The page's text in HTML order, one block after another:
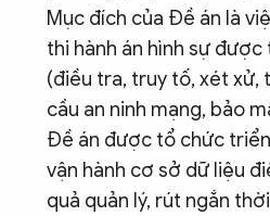
Mục đích của Đề án là
thi hành án hình sự
(điều tra, truy tố, xét xử,
cầu an ninh mạng, bảo
Đề án được tổ chức
vận hành cơ sở dữ liệu
quả quản lý, rút ngắn